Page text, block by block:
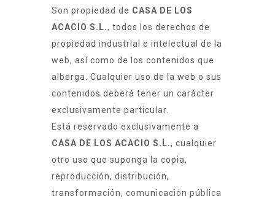
Son propiedad de CASA DE LOS
ACACIO S.L., todos los derechos de
propiedad industrial e intelectual de la
web, así como de los contenidos que
alberga. Cualquier uso de la web o sus
contenidos deberá tener un carácter
exclusivamente particular.
Está reservado exclusivamente a
CASA DE LOS ACACIO S.L., cualquier
otro uso que suponga la copia,
reproducción, distribución,
transformación, comunicación pública